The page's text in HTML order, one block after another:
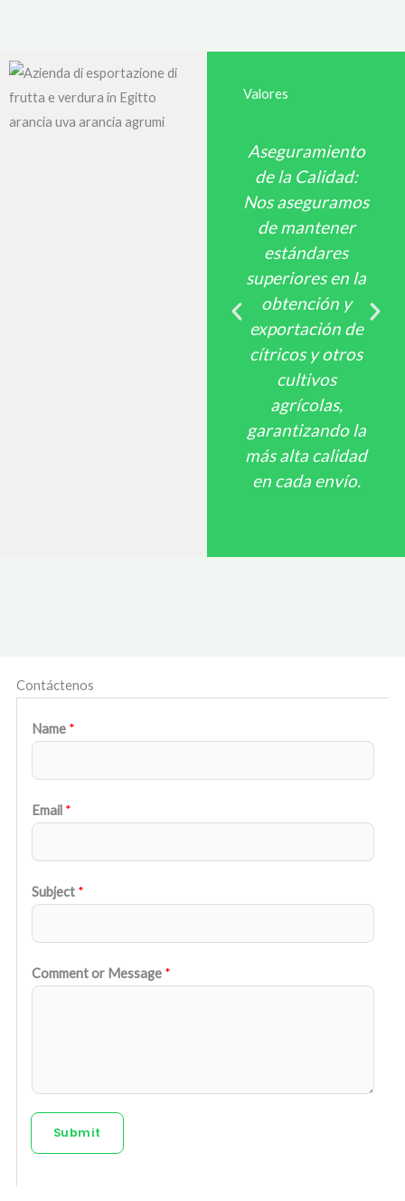
Valores
Aseguramiento
de la Calidad:
Nos aseguramos
de mantener
estándares
superiores en la
obtención y
exportación de
cítricos y otros
cultivos
agrícolas,
garantizando la
más alta calidad
en cada envío.
Contáctenos
Name *
Email *
Subject *
Comment or Message *
Submit